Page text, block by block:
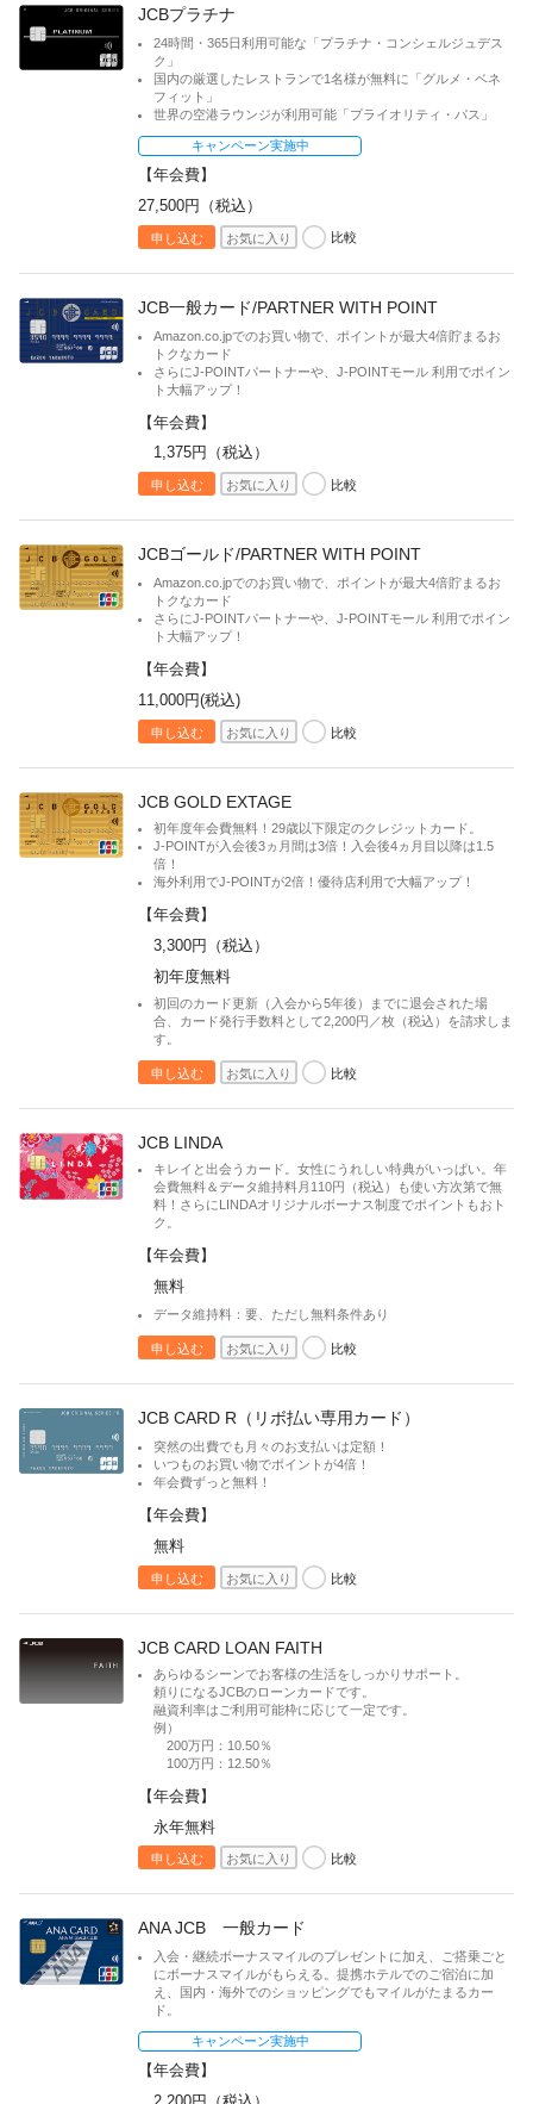
絞り込みを解除
キーワード
JCBプラチナ
24時間・365日利用可能な「プラチナ・コンシェルジュデス
ク」
国内の厳選したレストランで1名様が無料に「グルメ・ベネ
フィット」
世界の空港ラウンジが利用可能「プライオリティ・パス」
キャンペーン実施中
【年会費】
27,500円（税込）
申し込む お気に入り 比較
JCB一般カード/PARTNER WITH POINT
Amazon.co.jpでのお買い物で、ポイントが最大4倍貯まるお
トクなカード
さらにJ-POINTパートナーや、J-POINTモール 利用でポイン
ト大幅アップ！
【年会費】
1,375円（税込）
申し込む お気に入り 比較
JCBゴールド/PARTNER WITH POINT
Amazon.co.jpでのお買い物で、ポイントが最大4倍貯まるお
トクなカード
さらにJ-POINTパートナーや、J-POINTモール 利用でポイン
ト大幅アップ！
【年会費】
11,000円(税込)
申し込む お気に入り 比較
JCB GOLD EXTAGE
初年度年会費無料！29歳以下限定のクレジットカード。
J-POINTが入会後3ヵ月間は3倍！入会後4ヵ月目以降は1.5
倍！
海外利用でJ-POINTが2倍！優待店利用で大幅アップ！
【年会費】
3,300円（税込）
初年度無料
初回のカード更新（入会から5年後）までに退会された場
合、カード発行手数料として2,200円／枚（税込）を請求しま
す。
申し込む お気に入り 比較
JCB LINDA
キレイと出会うカード。女性にうれしい特典がいっぱい。年
会費無料＆データ維持料月110円（税込）も使い方次第で無
料！さらにLINDAオリジナルボーナス制度でポイントもおト
ク。
【年会費】
無料
データ維持料：要、ただし無料条件あり
申し込む お気に入り 比較
JCB CARD R（リボ払い専用カード）
突然の出費でも月々のお支払いは定額！
いつものお買い物でポイントが4倍！
年会費ずっと無料！
【年会費】
無料
申し込む お気に入り 比較
JCB CARD LOAN FAITH
あらゆるシーンでお客様の生活をしっかりサポート。
頼りになるJCBのローンカードです。
融資利率はご利用可能枠に応じて一定です。
例）
200万円：10.50％
100万円：12.50％
【年会費】
永年無料
申し込む お気に入り 比較
ANA JCB 一般カード
入会・継続ボーナスマイルのプレゼントに加え、ご搭乗ごと
にボーナスマイルがもらえる。提携ホテルでのご宿泊に加
え、国内・海外でのショッピングでもマイルがたまるカー
ド。
キャンペーン実施中
【年会費】